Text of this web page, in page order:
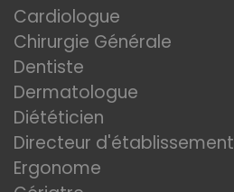
Cardiologue
Chirurgie Générale
Dentiste
Dermatologue
Diététicien
Directeur d'établissement
Ergonome